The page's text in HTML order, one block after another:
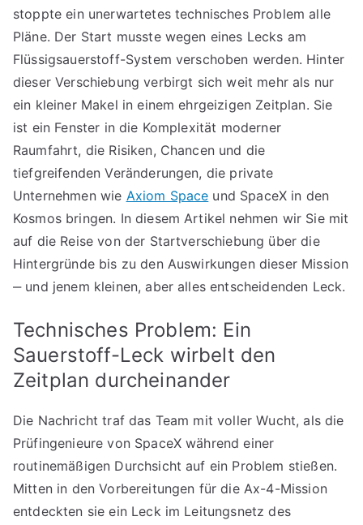
stoppte ein unerwartetes technisches Problem alle
Pläne. Der Start musste wegen eines Lecks am
Flüssigsauerstoff-System verschoben werden. Hinter
dieser Verschiebung verbirgt sich weit mehr als nur
ein kleiner Makel in einem ehrgeizigen Zeitplan. Sie
ist ein Fenster in die Komplexität moderner
Raumfahrt, die Risiken, Chancen und die
tiefgreifenden Veränderungen, die private
Unternehmen wie Axiom Space und SpaceX in den
Kosmos bringen. In diesem Artikel nehmen wir Sie mit
auf die Reise von der Startverschiebung über die
Hintergründe bis zu den Auswirkungen dieser Mission
‒ und jenem kleinen, aber alles entscheidenden Leck.
Technisches Problem: Ein
Sauerstoff-Leck wirbelt den
Zeitplan durcheinander
Die Nachricht traf das Team mit voller Wucht, als die
Prüfingenieure von SpaceX während einer
routinemäßigen Durchsicht auf ein Problem stießen.
Mitten in den Vorbereitungen für die Ax-4-Mission
entdeckten sie ein Leck im Leitungsnetz des